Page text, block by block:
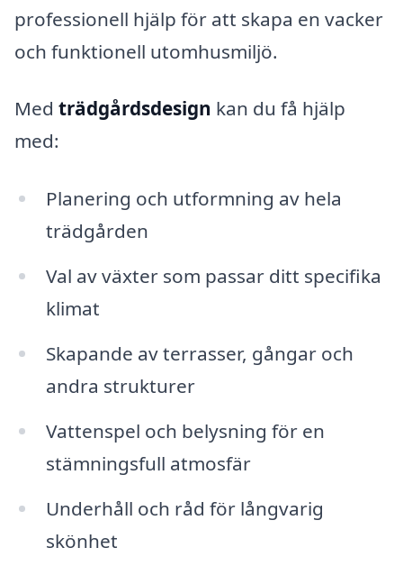
professionell hjälp för att skapa en vacker
och funktionell utomhusmiljö.
Med trädgårdsdesign kan du få hjälp
med:
Planering och utformning av hela
trädgården
Val av växter som passar ditt specifika
klimat
Skapande av terrasser, gångar och
andra strukturer
Vattenspel och belysning för en
stämningsfull atmosfär
Underhåll och råd för långvarig
skönhet